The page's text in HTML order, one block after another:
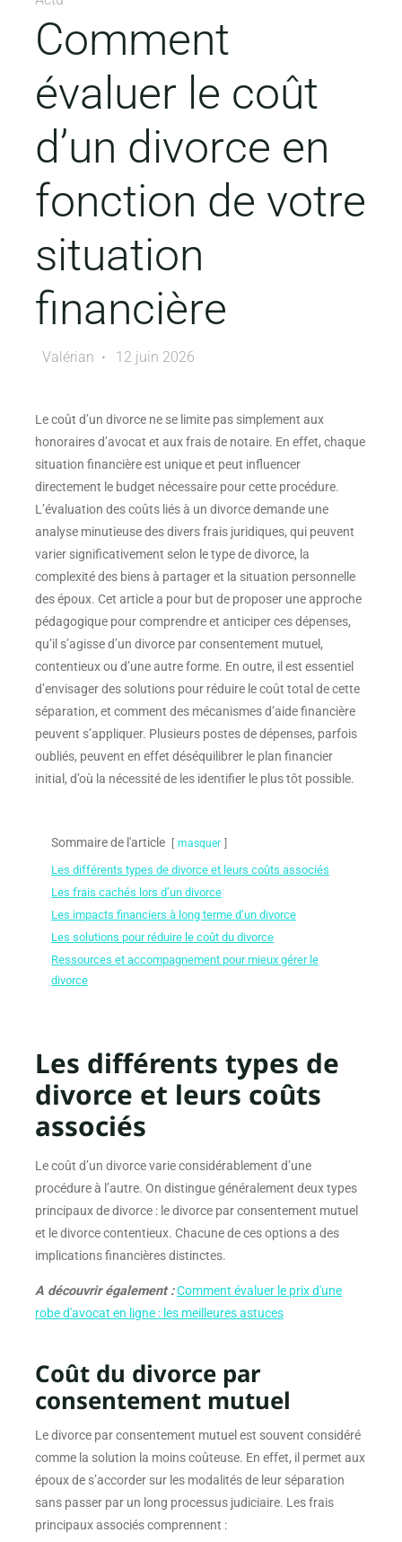
Comment
évaluer le coût
d’un divorce en
fonction de votre
situation
financière
Valérian 12 juin 2026
Le coût d’un divorce ne se limite pas simplement aux
honoraires d’avocat et aux frais de notaire. En effet, chaque
situation financière est unique et peut influencer
directement le budget nécessaire pour cette procédure.
L’évaluation des coûts liés à un divorce demande une
analyse minutieuse des divers frais juridiques, qui peuvent
varier significativement selon le type de divorce, la
complexité des biens à partager et la situation personnelle
des époux. Cet article a pour but de proposer une approche
pédagogique pour comprendre et anticiper ces dépenses,
qu’il s’agisse d’un divorce par consentement mutuel,
contentieux ou d’une autre forme. En outre, il est essentiel
d’envisager des solutions pour réduire le coût total de cette
séparation, et comment des mécanismes d’aide financière
peuvent s’appliquer. Plusieurs postes de dépenses, parfois
oubliés, peuvent en effet déséquilibrer le plan financier
initial, d’où la nécessité de les identifier le plus tôt possible.
Sommaire de l'article masquer
Les différents types de divorce et leurs coûts associés
Les frais cachés lors d’un divorce
Les impacts financiers à long terme d’un divorce
Les solutions pour réduire le coût du divorce
Ressources et accompagnement pour mieux gérer le
divorce
Les différents types de
divorce et leurs coûts
associés
Le coût d’un divorce varie considérablement d’une
procédure à l’autre. On distingue généralement deux types
principaux de divorce : le divorce par consentement mutuel
et le divorce contentieux. Chacune de ces options a des
implications financières distinctes.
A découvrir également :Comment évaluer le prix d'une
robe d'avocat en ligne : les meilleures astuces
Coût du divorce par
consentement mutuel
Le divorce par consentement mutuel est souvent considéré
comme la solution la moins coûteuse. En effet, il permet aux
époux de s’accorder sur les modalités de leur séparation
sans passer par un long processus judiciaire. Les frais
principaux associés comprennent :